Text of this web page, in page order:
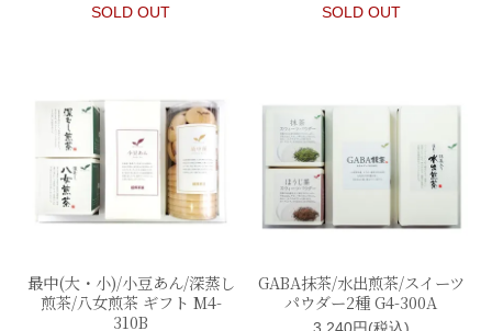
SOLD OUT SOLD OUT
最中(大・小)/小豆あん/深蒸し
煎茶/八女煎茶 ギフト M4-
310B
GABA抹茶/水出煎茶/スイーツ
パウダー2種 G4-300A
3,240円(税込)